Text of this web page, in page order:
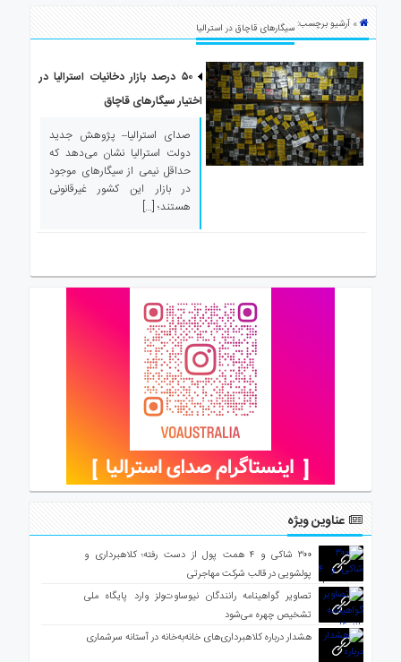
استرالیا
ارتباط
» آرشیو برچسب:سیگارهای قاچاق در استرالیا
۵۰ درصد بازار دخانیات استرالیا در
اختیار سیگارهای قاچاق
صدای استرالیا– پژوهش جدید
دولت استرالیا نشان می‌دهد که
حداقل نیمی از سیگارهای موجود
در بازار این کشور غیرقانونی
هستند؛ […]
عناوین ویژه
۳۰۰ شاکی و ۴ همت پول از دست رفته؛ کلاهبرداری و
پولشویی در قالب شرکت مهاجرتی
تصاویر گواهینامه رانندگان نیوساوت‌ولز وارد پایگاه ملی
تشخیص چهره می‌شود
هشدار درباره کلاهبرداری‌های خانه‌به‌خانه در آستانه سرشماری